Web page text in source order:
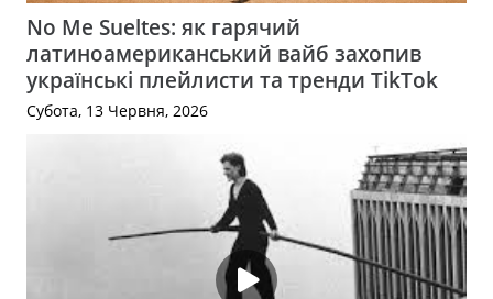
No Me Sueltes: як гарячий
латиноамериканський вайб захопив
українські плейлисти та тренди TikTok
Субота, 13 Червня, 2026